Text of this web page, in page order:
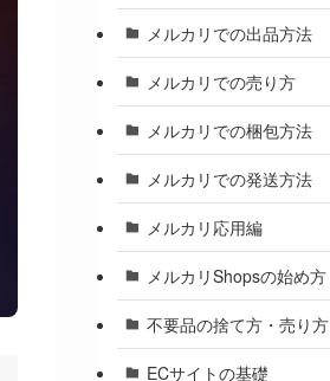
メルカリでの出品方法
メルカリでの売り方
メルカリでの梱包方法
メルカリでの発送方法
メルカリ応用編
メルカリShopsの始め方
不要品の捨て方・売り方
ECサイトの基礎